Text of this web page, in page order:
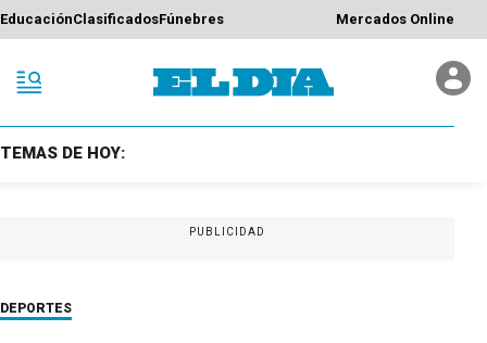
EducaciónClasificadosFúnebres Mercados Online
TEMAS DE HOY:
PUBLICIDAD
DEPORTES